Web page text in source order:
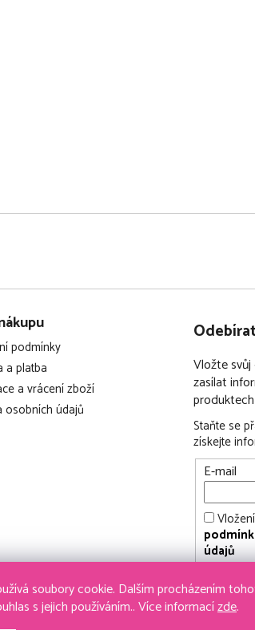
soubory cookie. Dalším procházením
s jejich používáním.. Více informacízde.
podmínky
a platba
a vrácení zboží
osobních údajů
Vložte
zasílat
Staňte se
získejte
E-mail
údajů